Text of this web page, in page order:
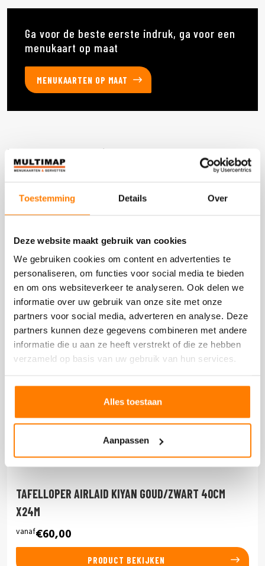
Toestemming Details Over
Deze website maakt gebruik van cookies
We gebruiken cookies om content en advertenties te
personaliseren, om functies voor social media te bieden
en om ons websiteverkeer te analyseren. Ook delen we
informatie over uw gebruik van onze site met onze
partners voor social media, adverteren en analyse. Deze
partners kunnen deze gegevens combineren met andere
informatie die u aan ze heeft verstrekt of die ze hebben
verzameld op basis van uw gebruik van hun services.
Alles toestaan
Aanpassen
Ga voor de beste eerste indruk, ga voor een
menukaart op maat
MENUKAARTEN OP MAAT
Deze producten heb je eerder bekeken
DOOS 4 STUKS
TAFELLOPER AIRLAID KIYAN GOUD/ZWART 40CM
X24M
vanaf€60,00
PRODUCT BEKIJKEN